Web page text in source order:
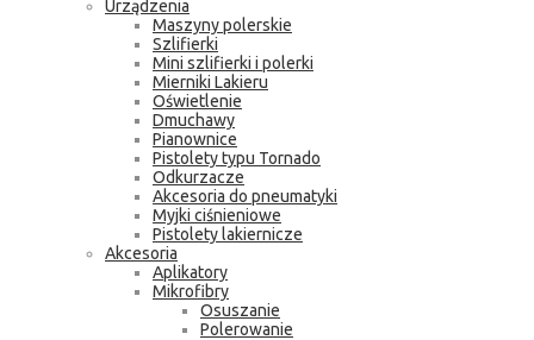
Urządzenia
Maszyny polerskie
Szlifierki
Mini szlifierki i polerki
Mierniki Lakieru
Oświetlenie
Dmuchawy
Pianownice
Pistolety typu Tornado
Odkurzacze
Akcesoria do pneumatyki
Myjki ciśnieniowe
Pistolety lakiernicze
Akcesoria
Aplikatory
Mikrofibry
Osuszanie
Polerowanie